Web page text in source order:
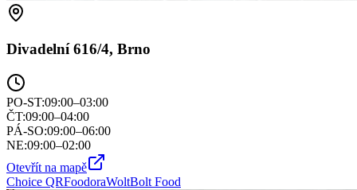
Divadelní 616/4, Brno
PO-ST:09:00–03:00
ČT:09:00–04:00
PÁ-SO:09:00–06:00
NE:09:00–02:00
Otevřít na mapě
Choice QRFoodoraWoltBolt Food